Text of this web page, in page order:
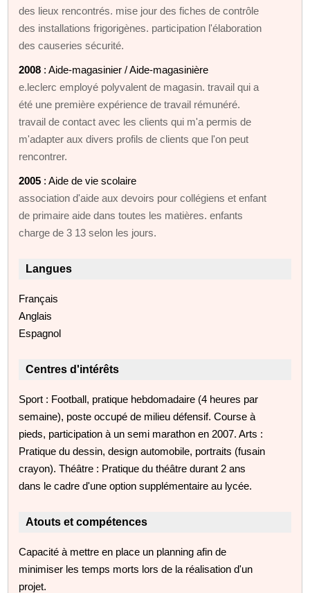
des lieux rencontrés. mise jour des fiches de contrôle
des installations frigorigènes. participation l'élaboration
des causeries sécurité.
2008 : Aide-magasinier / Aide-magasinière
e.leclerc employé polyvalent de magasin. travail qui a
été une première expérience de travail rémunéré.
travail de contact avec les clients qui m'a permis de
m'adapter aux divers profils de clients que l'on peut
rencontrer.
2005 : Aide de vie scolaire
association d'aide aux devoirs pour collégiens et enfant
de primaire aide dans toutes les matières. enfants
charge de 3 13 selon les jours.
Langues
Français
Anglais
Espagnol
Centres d'intérêts
Sport : Football, pratique hebdomadaire (4 heures par
semaine), poste occupé de milieu défensif. Course à
pieds, participation à un semi marathon en 2007. Arts :
Pratique du dessin, design automobile, portraits (fusain
crayon). Théâtre : Pratique du théâtre durant 2 ans
dans le cadre d'une option supplémentaire au lycée.
Atouts et compétences
Capacité à mettre en place un planning afin de
minimiser les temps morts lors de la réalisation d'un
projet.